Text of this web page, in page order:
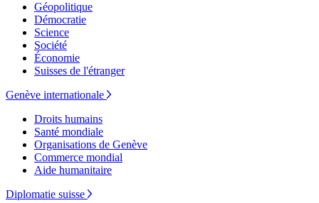
Géopolitique
Démocratie
Science
Société
Économie
Suisses de l'étranger
Genève internationale
Droits humains
Santé mondiale
Organisations de Genève
Commerce mondial
Aide humanitaire
Diplomatie suisse